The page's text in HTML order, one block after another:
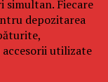
simultan. Fiecare
depozitarea
utilizate